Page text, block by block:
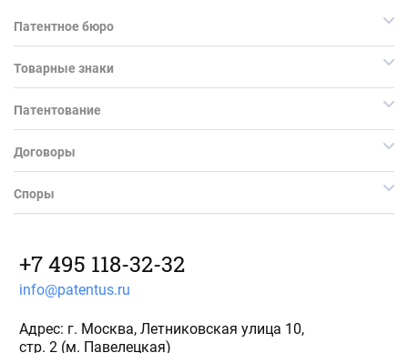
Патентное бюро
Товарные знаки
Патентование
Договоры
Споры
+7 495 118-32-32
info@patentus.ru
Адрес: г. Москва, Летниковская улица 10,
стр. 2 (м. Павелецкая)